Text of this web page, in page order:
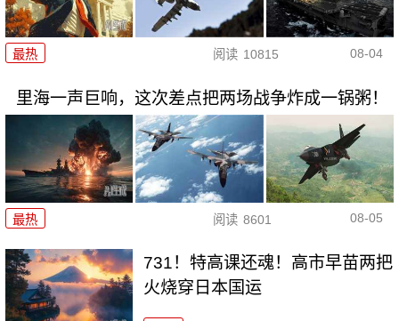
最热 阅读 10815 08-04
里海一声巨响，这次差点把两场战争炸成一锅粥！
最热 阅读 8601 08-05
731！特高课还魂！高市早苗两把
火烧穿日本国运